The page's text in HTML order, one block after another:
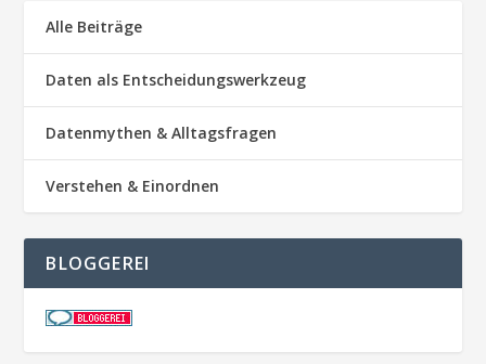
Alle Beiträge
Daten als Entscheidungswerkzeug
Datenmythen & Alltagsfragen
Verstehen & Einordnen
BLOGGEREI